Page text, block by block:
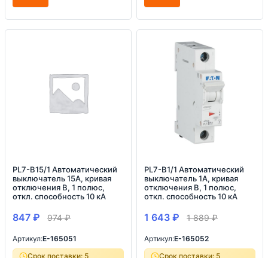
PL7-B15/1 Автоматический
выключатель 15А, кривая
отключения B, 1 полюс,
откл. способность 10 кА
847 ₽ 974₽
Артикул:E-165051
Срок поставки: 5
PL7-B1/1 Автоматический
выключатель 1А, кривая
отключения B, 1 полюс,
откл. способность 10 кА
1 643 ₽ 1 889₽
Артикул:E-165052
Срок поставки: 5